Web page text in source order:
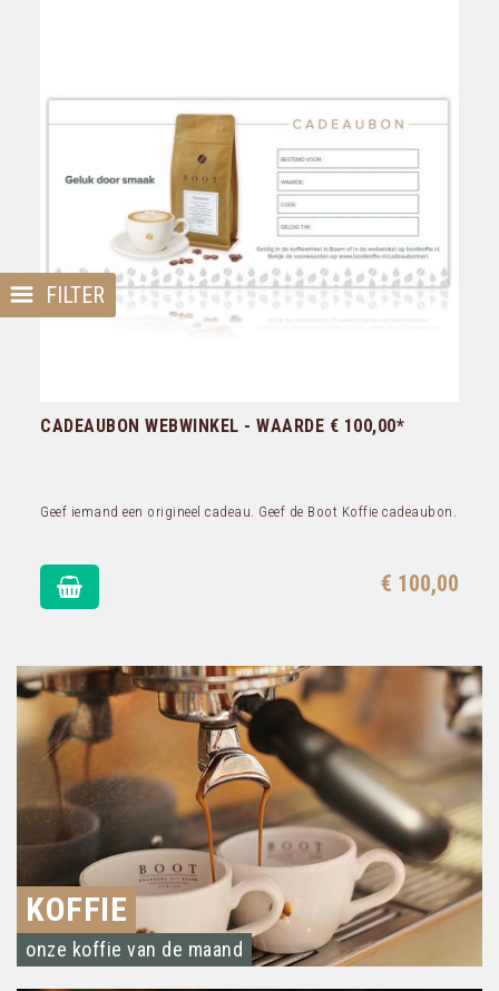
FILTER
CADEAUBON WEBWINKEL - WAARDE € 100,00*
Geef iemand een origineel cadeau. Geef de Boot Koffie cadeaubon.
€ 100,00
KOFFIE
onze koffie van de maand